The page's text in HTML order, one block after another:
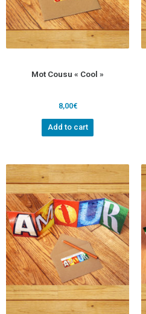
Mot Cousu « Cool »
8,00€
Add to cart